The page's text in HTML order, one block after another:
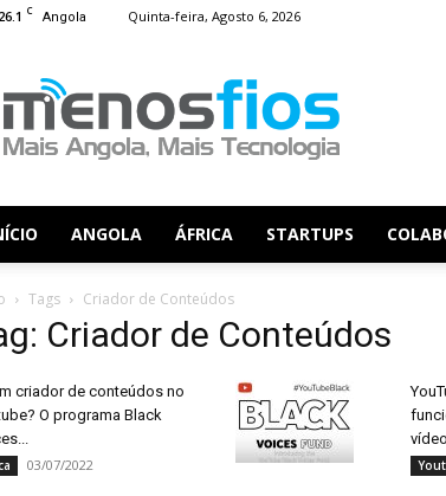
26.1 C Angola Quinta-feira, Agosto 6, 2026
Fios
ANGOLA ÁFRICA STARTUPS
Tags Criador de Conteúdos
Criador de Conteúdos
criador de conteúdos no
O programa Black
03/07/2022